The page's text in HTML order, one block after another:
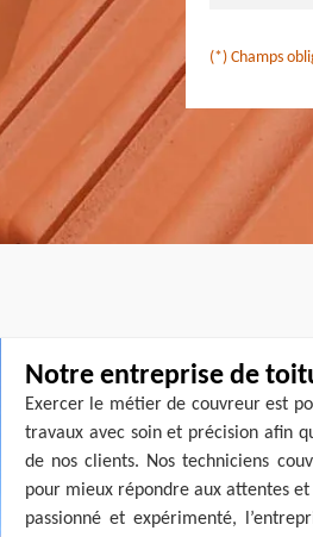
(*) Champs
Notre entreprise de
Exercer le métier de couvreur est
travaux avec soin et précision afin
de nos clients. Nos techniciens
pour mieux répondre aux attentes
passionné et expérimenté,